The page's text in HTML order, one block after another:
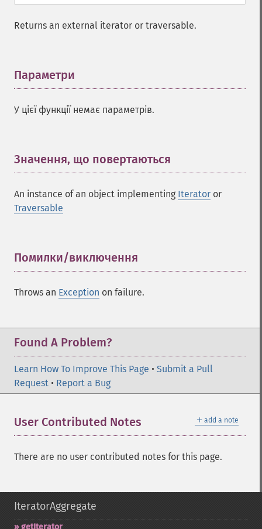
Returns an external iterator or traversable.
Параметри
У цієї функції немає параметрів.
Значення, що повертаються
An instance of an object implementing Iterator or
Traversable
Помилки/виключення
Throws an Exception on failure.
Found A Problem?
Learn How To Improve This Page • Submit a Pull
Request • Report a Bug
＋ add a note
User Contributed Notes
There are no user contributed notes for this page.
IteratorAggregate
getIterator